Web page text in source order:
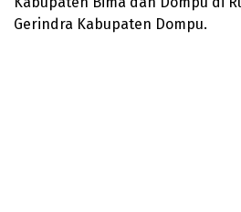
Gerindra Kabupaten Dompu.